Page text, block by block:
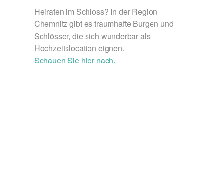
Heiraten im Schloss? In der Region
Chemnitz gibt es traumhafte Burgen und
Schlösser, die sich wunderbar als
Hochzeitslocation eignen.
Schauen Sie hier nach.